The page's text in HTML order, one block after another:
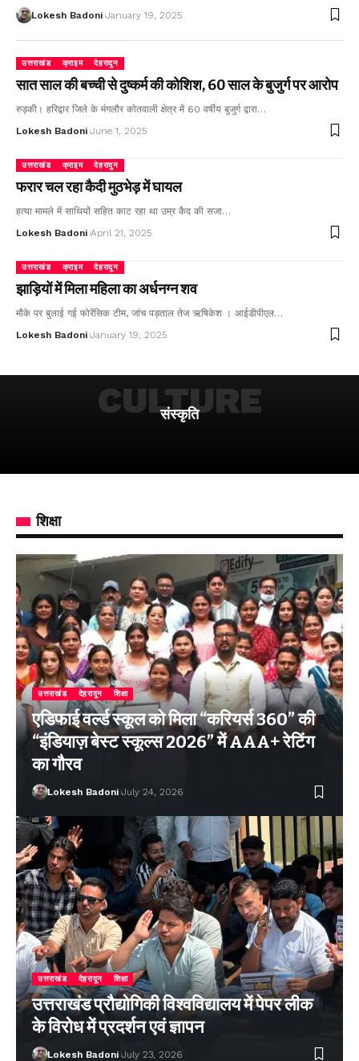
Lokesh Badoni January 19, 2025
उत्तराखंड क्राइम देहरादून
सात साल की बच्ची से दुष्कर्म की कोशिश, 60 साल के बुजुर्ग पर आरोप
रुड़की। हरिद्वार जिले के मंगलौर कोतवाली क्षेत्र में 60 वर्षीय बुजुर्ग द्वारा…
Lokesh Badoni June 1, 2025
उत्तराखंड क्राइम देहरादून
फरार चल रहा कैदी मुठभेड़ में घायल
हत्या मामले में साथियों सहित काट रहा था उम्र कैद की सजा…
Lokesh Badoni April 21, 2025
उत्तराखंड क्राइम देहरादून
झाड़ियों में मिला महिला का अर्धनग्न शव
मौके पर बुलाई गई फोरेंसिक टीम, जांच पड़ताल तेज ऋषिकेश । आईडीपीएल…
Lokesh Badoni January 19, 2025
संस्कृति
CULTURE
शिक्षा
उत्तराखंड देहरादून शिक्षा
एडिफाई वर्ल्ड स्कूल को मिला “करियर्स 360” की
“इंडियाज़ बेस्ट स्कूल्स 2026” में AAA+ रेटिंग
का गौरव
Lokesh Badoni July 24, 2026
उत्तराखंड देहरादून शिक्षा
उत्तराखंड प्रौद्योगिकी विश्वविद्यालय में पेपर लीक
के विरोध में प्रदर्शन एवं ज्ञापन
Lokesh Badoni July 23, 2026